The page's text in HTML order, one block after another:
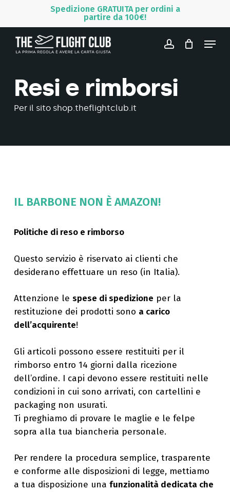
content
Spedizione GRATUITA per ordini a
partire da 100€!
account
Menu
Resi e rimborsi
Per il sito shop.theflightclub.it
IL BARBONE NON È AMAZON!
Politiche di reso e rimborso
Questo servizio è riservato ai clienti che
desiderano effettuare un reso (in Italia).
Attenzione le spese di spedizione per la
restituzione dei prodotti sono a carico
dell’acquirente!
Gli articoli possono essere restituiti per il
rimborso entro 14 giorni dalla ricezione
dell’ordine. I capi devono essere restituiti nelle
condizioni in cui sono arrivati, con cartellini e
packaging non usurati.
Ti preghiamo di provare le maglie e le felpe
sopra alla tua biancheria personale.
Per rendere la procedura semplice, trasparente
e conforme alle disposizioni di legge, mettiamo
a tua disposizione una funzionalità dedicata che